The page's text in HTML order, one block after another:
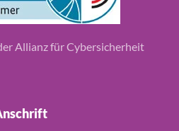
Allianz für Cybersicherheit